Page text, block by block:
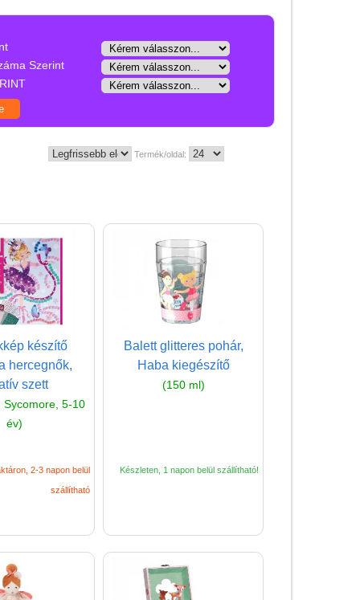
Szerint
Termék/oldal:
készítő
hercegnők,
szett
Sycomore, 5-10
év)
2-3 napon belül
szállítható
Balett glitteres pohár,
Haba kiegészítő
(150 ml)
Készleten, 1 napon belül szállítható!
Gyerekszoba
Intelligens gyurma
Kerti játékok
Licenszes TOP
gyerekajándékok
Logikai játékok
LOGICO
Magyar játékok
Montessori játékok
Oktató játékok kutyáknak
Puzzle